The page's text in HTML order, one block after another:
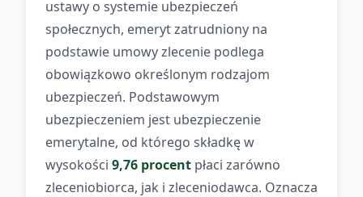
ustawy o systemie ubezpieczeń
społecznych, emeryt zatrudniony na
podstawie umowy zlecenie podlega
obowiązkowo określonym rodzajom
ubezpieczeń. Podstawowym
ubezpieczeniem jest ubezpieczenie
emerytalne, od którego składkę w
wysokości 9,76 procent płaci zarówno
zleceniobiorca, jak i zleceniodawca. Oznacza